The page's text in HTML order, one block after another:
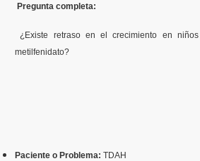
Contenidos Psicoevidencias
Pregunta completa:
¿Existe retraso en el crecimiento en
metilfenidato?
Paciente o Problema: TDAH